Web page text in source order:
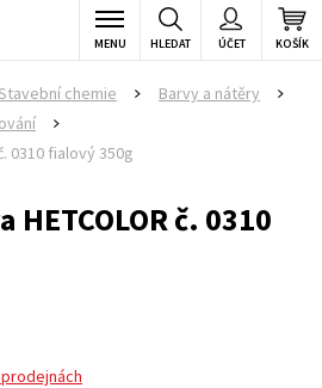
KOŠÍK
ÚČET
HLEDAT
MENU
chemie Barvy a nátěry
0310 fialový 350g
č. 0310